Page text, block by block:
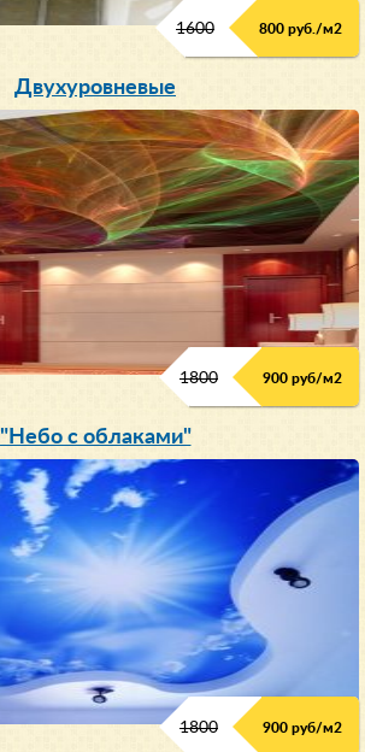
1600 800 руб./м2
Двухуровневые
1800 900 руб/м2
"Небо с облаками"
1800 900 руб/м2